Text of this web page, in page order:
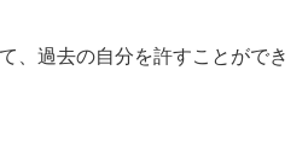
、過去の自分を許すことができ